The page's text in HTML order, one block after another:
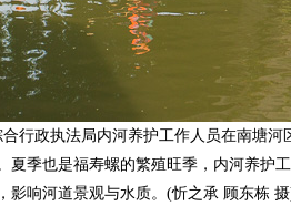
合行政执法局内河养护工作人员在南塘
夏季也是福寿螺的繁殖旺季，内河养护
影响河道景观与水质。(忻之承 顾东栋